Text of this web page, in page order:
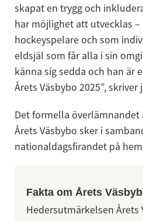
skapat en trygg och
har möjlighet att utvecklas –
hockeyspelare och som
eldsjäl som får alla i sin
känna sig sedda och han är
Årets Väsbybo 2025”,
Det formella
Årets Väsbybo sker i
nationaldagsfirandet på
Fakta om Årets
Hedersutmärkelsen